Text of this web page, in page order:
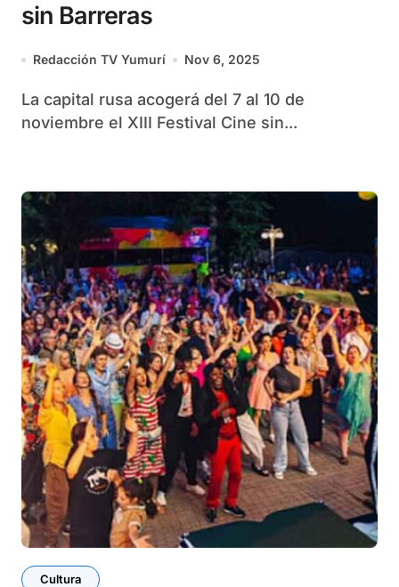
sin Barreras
Redacción TV Yumurí Nov 6, 2025
La capital rusa acogerá del 7 al 10 de
noviembre el XIII Festival Cine sin...
Cultura